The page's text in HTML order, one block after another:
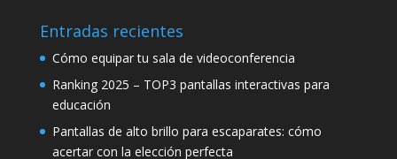
Entradas recientes
Cómo equipar tu sala de videoconferencia
Ranking 2025 – TOP3 pantallas interactivas para
educación
Pantallas de alto brillo para escaparates: cómo
acertar con la elección perfecta